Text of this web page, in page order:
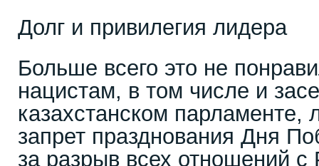
Долг и привилегия лидера
Больше всего это не
нацистам, в том числе и
казахстанском
запрет празднования Дня
за разрыв всех отношений с